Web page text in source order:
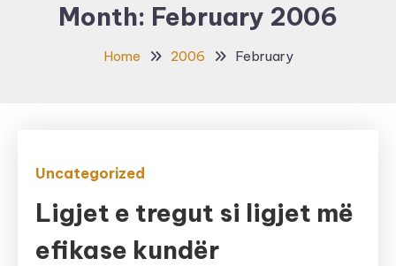
Month: February 2006
Home 2006 February
Uncategorized
Ligjet e tregut si ligjet më
efikase kundër